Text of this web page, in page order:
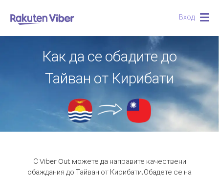
Вход
Как да се обадите до
Тайван от Кирибати
С Viber Out можете да направите качествени
обаждания до Тайван от Кирибати.Обадете се на